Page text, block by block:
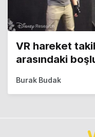
VR hareket
arasındaki
Burak Budak